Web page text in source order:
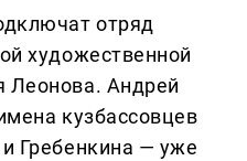
отряд
художественной
Леонова. Андрей
кузбассовцев
Гребенкина — уже